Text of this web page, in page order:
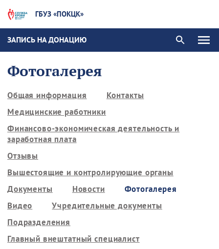
ГБУЗ «ПОКЦК»
ЗАПИСЬ НА ДОНАЦИЮ
Фотогалерея
Общая информация
Контакты
Медицинские работники
Финансово-экономическая деятельность и
заработная плата
Отзывы
Вышестоящие и контролирующие органы
Документы
Новости
Фотогалерея
Видео
Учредительные документы
Подразделения
Главный внештатный специалист